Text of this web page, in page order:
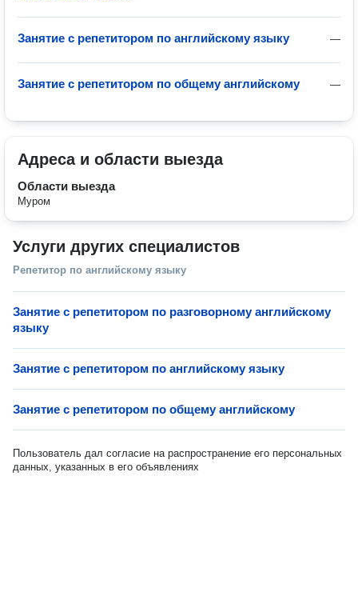
—
Занятие с репетитором по английскому языку
—
Занятие с репетитором по общему английскому
Адреса и области выезда
Области выезда
Муром
Услуги других специалистов
Репетитор по английскому языку
Занятие с репетитором по разговорному английскому
языку
Занятие с репетитором по английскому языку
Занятие с репетитором по общему английскому
Пользователь дал согласие на распространение его персональных
данных, указанных в его объявлениях